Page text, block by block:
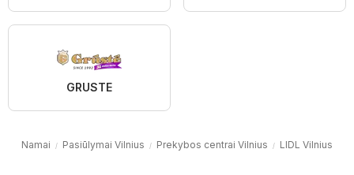
GRUSTE
Namai Pasiūlymai Vilnius Prekybos centrai Vilnius LIDL Vilnius